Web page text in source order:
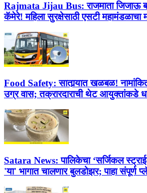
Rajmata Jijau Bus: राजमाता जिजाऊ
कॅमेरे! महिला सुरक्षेसाठी एसटी महामंडळाचा
Food Safety: सातार्‍यात खळबळ!
उग्र वास; तक्रारदाराची थेट आयुक्तांकडे
Satara News: पालिकेचा ‘सर्जिकल
'या' भागात चालणार बुलडोझर; पाहा संपूर्ण